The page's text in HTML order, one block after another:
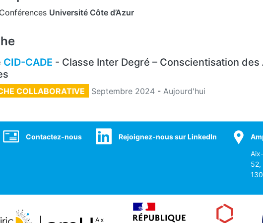
Université Côte d’Azur
CID-CADE - Classe Inter Degré – Conscientisation
COLLABORATIVE Septembre 2024 - Aujourd'hui
SocialContactez-nous Rejoignez-nous sur LinkedIn
52,